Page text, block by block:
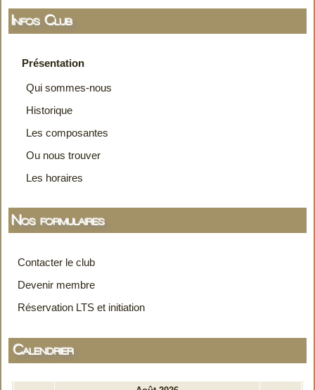
Infos Club
Présentation
Qui sommes-nous
Historique
Les composantes
Ou nous trouver
Les horaires
Nos formulaires
Contacter le club
Devenir membre
Réservation LTS et initiation
Calendrier